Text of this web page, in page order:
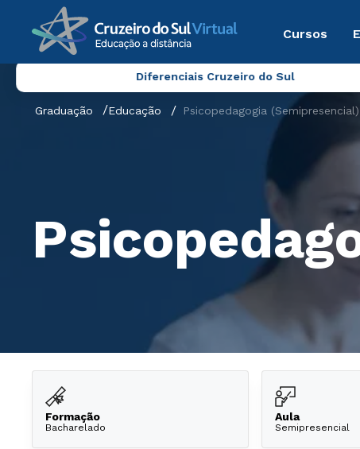
Cursos
Diferenciais Cruzeiro do Sul
Graduação Educação Psicopedagogia (Semipresencial)
Formação
Bacharelado
Aula
Semipresencial